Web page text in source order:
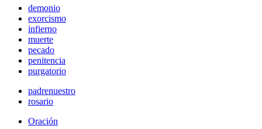
demonio
exorcismo
infierno
muerte
pecado
penitencia
purgatorio
padrenuestro
rosario
Oración